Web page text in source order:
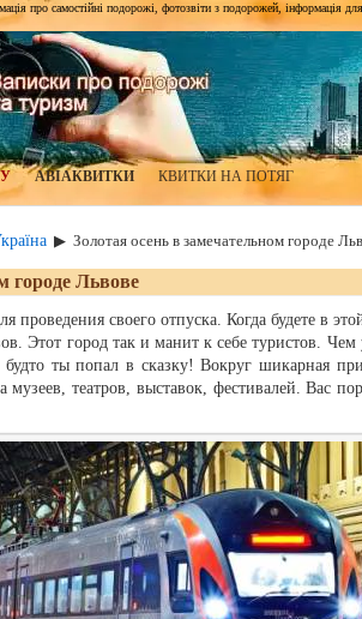
про самостійні подорожі, фотозвіти з подорожей, інформація
АВІАКВИТКИ КВИТКИ НА ПОТЯГ
▶ Золотая осень в замечательном городе
городе Львове
проведения своего отпуска. Когда будете в
Этот город так и манит к себе туристов. Чем
ты попал в сказку! Вокруг шикарная
театров, выставок, фестивалей. Вас